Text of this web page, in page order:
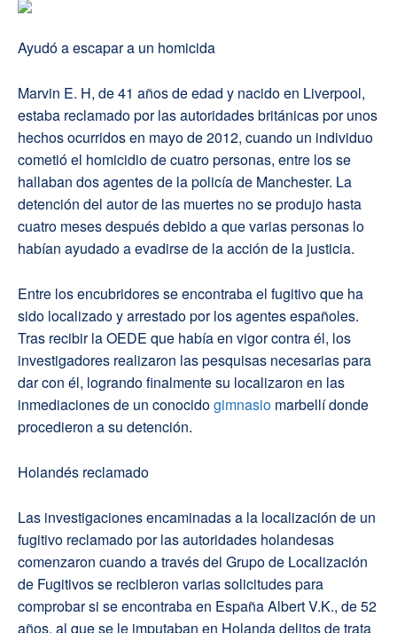
Ayudó a escapar a un homicida
Marvin E. H, de 41 años de edad y nacido en Liverpool,
estaba reclamado por las autoridades británicas por unos
hechos ocurridos en mayo de 2012, cuando un individuo
cometió el homicidio de cuatro personas, entre los se
hallaban dos agentes de la policía de Manchester. La
detención del autor de las muertes no se produjo hasta
cuatro meses después debido a que varias personas lo
habían ayudado a evadirse de la acción de la justicia.
Entre los encubridores se encontraba el fugitivo que ha
sido localizado y arrestado por los agentes españoles.
Tras recibir la OEDE que había en vigor contra él, los
investigadores realizaron las pesquisas necesarias para
dar con él, logrando finalmente su localizaron en las
inmediaciones de un conocidogimnasio marbellí donde
procedieron a su detención.
Holandés reclamado
Las investigaciones encaminadas a la localización de un
fugitivo reclamado por las autoridades holandesas
comenzaron cuando a través del Grupo de Localización
de Fugitivos se recibieron varias solicitudes para
comprobar si se encontraba en España Albert V.K., de 52
años, al que se le imputaban en Holanda delitos de trata